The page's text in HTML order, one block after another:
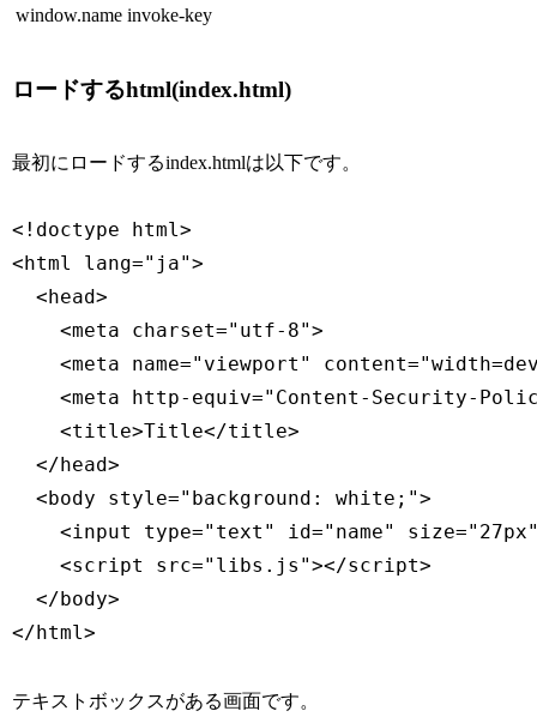
window.name invoke-key
ロードするhtml(index.html)
最初にロードするindex.htmlは以下です。
<!doctype html>
<html lang="ja">
  <head>
    <meta charset="utf-8">
<meta name="viewport"
<meta http-equiv="Content-Security-
    <title>Title</title>
  </head>
  <body style="background: white;">
<input type="text" id="name"
    <script src="libs.js"></script>
  </body>
</html>
テキストボックスがある画面です。